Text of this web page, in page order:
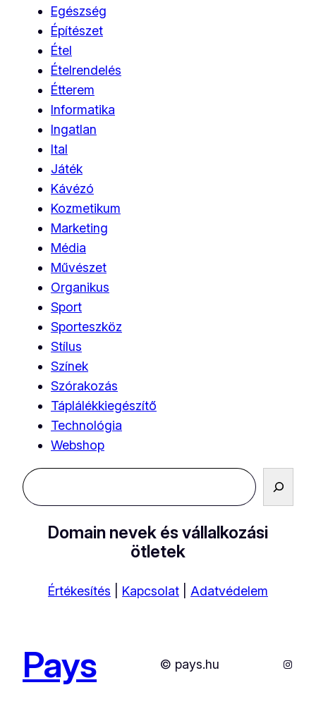
Egészség
Építészet
Étel
Ételrendelés
Étterem
Informatika
Ingatlan
Ital
Játék
Kávézó
Kozmetikum
Marketing
Média
Művészet
Organikus
Sport
Sporteszköz
Stílus
Színek
Szórakozás
Táplálékkiegészítő
Technológia
Webshop
Keresés
Domain nevek és vállalkozási
ötletek
Értékesítés Kapcsolat Adatvédelem
Pays © pays.hu